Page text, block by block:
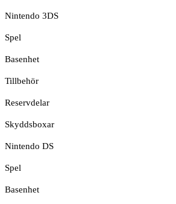
Nintendo 3DS
Spel
Basenhet
Tillbehör
Reservdelar
Skyddsboxar
Nintendo DS
Spel
Basenhet